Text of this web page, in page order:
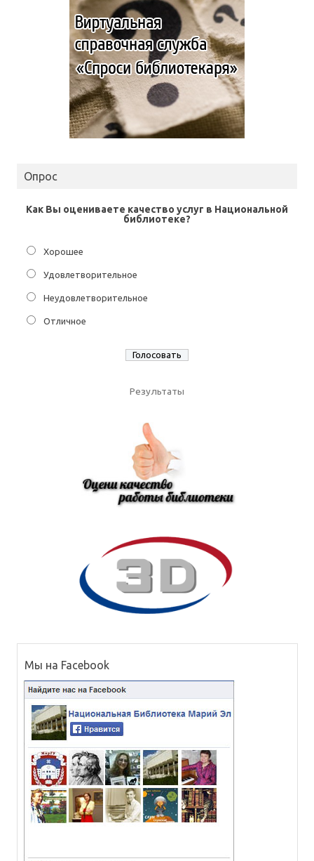
Опрос
Как Вы оцениваете качество услуг в Национальной
библиотеке?
Хорошее
Удовлетворительное
Неудовлетворительное
Отличное
Результаты
Мы на Facebook